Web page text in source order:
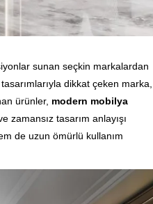
sunan seçkin markalardan
dikkat çeken marka,
ürünler, modern mobilya
zamansız tasarım anlayışı
de uzun ömürlü kullanım